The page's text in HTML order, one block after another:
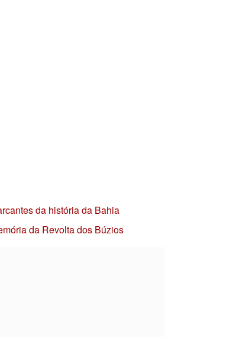
da história da Bahia
da Revolta dos Búzios